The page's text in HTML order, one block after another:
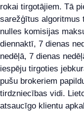
rokai tirgotājiem. Tā
sarežģītus algoritmus
nulles komisijas
diennaktī, 7 dienas
nedēļā, 7 dienas
iespēju tirgoties
pušu brokeriem
tirdzniecības vidi.
atsaucīgo klientu